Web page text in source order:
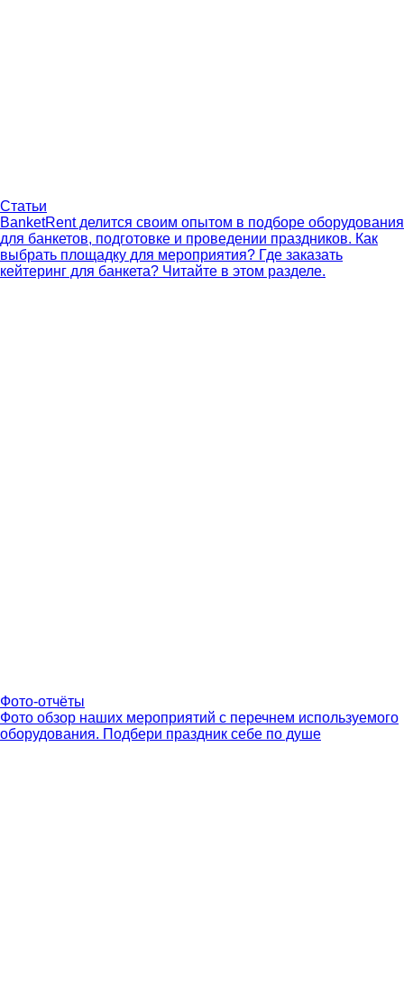
Статьи
BanketRent делится своим опытом в подборе оборудования
для банкетов, подготовке и проведении праздников. Как
выбрать площадку для мероприятия? Где заказать
кейтеринг для банкета? Читайте в этом разделе.
Фото-отчёты
Фото обзор наших мероприятий с перечнем используемого
оборудования. Подбери праздник себе по душе